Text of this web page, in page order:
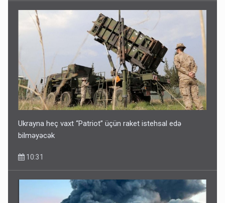
Ukrayna heç vaxt “Patriot” üçün raket istehsal edə
bilməyəcək
10:31